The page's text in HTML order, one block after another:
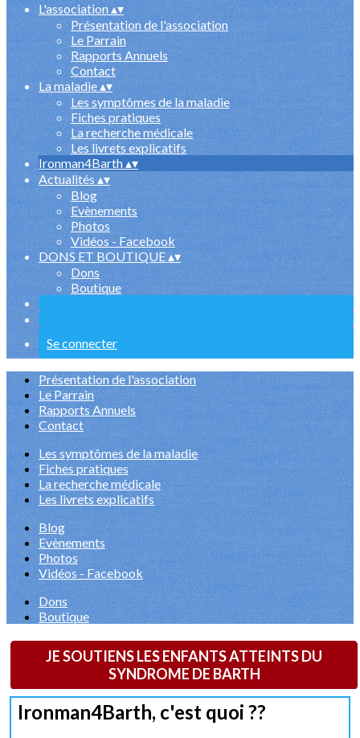
L'association▴▾
Présentation de l'association
Le Parrain
Rapports Annuels
Contact
La maladie▴▾
Les symptômes de la maladie
Fiches pratiques
La recherche médicale
Les livrets explicatifs
Ironman4Barth▴▾
Actualités▴▾
Blog
Evènements
Photos
Vidéos - Facebook
DONS ET BOUTIQUE▴▾
Dons
Boutique
Se connecter
Présentation de l'association
Le Parrain
Rapports Annuels
Contact
Les symptômes de la maladie
Fiches pratiques
La recherche médicale
Les livrets explicatifs
Blog
Evènements
Photos
Vidéos - Facebook
Dons
Boutique
JE SOUTIENS LES ENFANTS ATTEINTS DU
SYNDROME DE BARTH
Ironman4Barth, c'est quoi ??